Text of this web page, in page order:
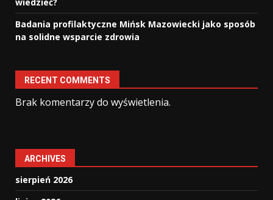
Badania profilaktyczne Mińsk Mazowiecki jako sposób
na solidne wsparcie zdrowia
RECENT COMMENTS
Brak komentarzy do wyświetlenia.
ARCHIVES
sierpień 2026